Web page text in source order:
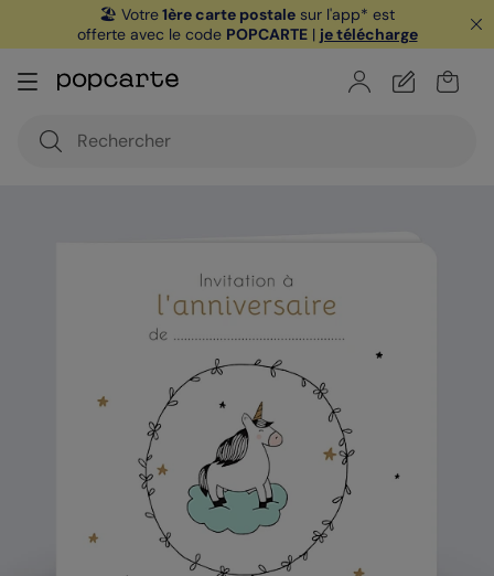
🏖️ Votre1ère carte postale sur l'app* est
offerte avec le code POPCARTE| je télécharge